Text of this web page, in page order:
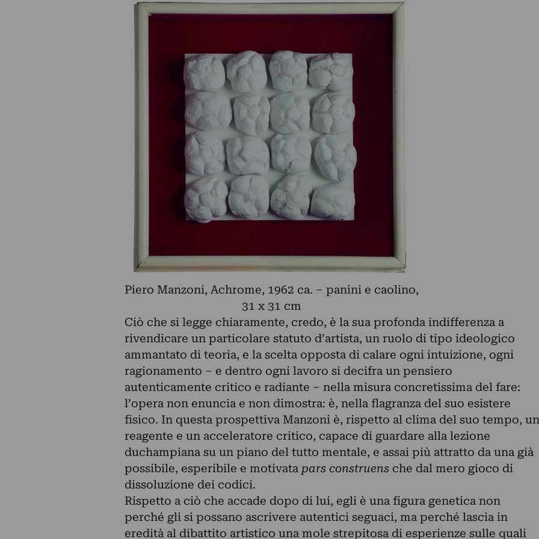
Piero Manzoni, Achrome, 1962 ca. – panini e caolino,
31 x 31 cm
Ciò che si legge chiaramente, credo, è la sua profonda indifferenza a
rivendicare un particolare statuto d’artista, un ruolo di tipo ideologico
ammantato di teoria, e la scelta opposta di calare ogni intuizione, ogni
ragionamento – e dentro ogni lavoro si decifra un pensiero
autenticamente critico e radiante – nella misura concretissima del fare:
l’opera non enuncia e non dimostra: è, nella flagranza del suo esistere
fisico. In questa prospettiva Manzoni è, rispetto al clima del suo tempo, un
reagente e un acceleratore critico, capace di guardare alla lezione
duchampiana su un piano del tutto mentale, e assai più attratto da una già
possibile, esperibile e motivata pars construensche dal mero gioco di
dissoluzione dei codici.
Rispetto a ciò che accade dopo di lui, egli è una figura genetica non
perché gli si possano ascrivere autentici seguaci, ma perché lascia in
eredità al dibattito artistico una mole strepitosa di esperienze sulle quali